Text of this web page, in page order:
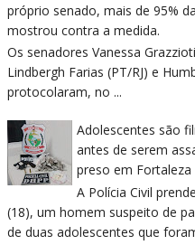
próprio senado, mais de 95%
mostrou contra a medida.
Os senadores Vanessa
Lindbergh Farias (PT/RJ) e
protocolaram, no ...
Adolescentes são
antes de serem
preso em Fortaleza
A Polícia Civil
(18), um homem suspeito de
de duas adolescentes que